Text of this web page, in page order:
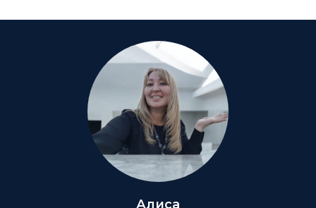
Алиса